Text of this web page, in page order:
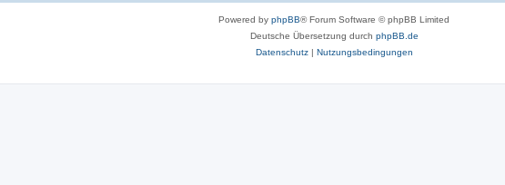
Powered by phpBB® Forum Software © phpBB Limited
Deutsche Übersetzung durch phpBB.de
Datenschutz| Nutzungsbedingungen